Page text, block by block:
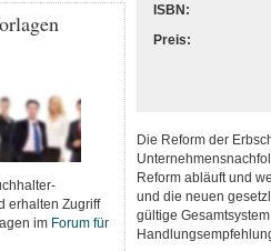
ISBN:
Preis:
Die Reform der
Reform abläuft und
und die neuen
gültige
erhalten Zugriff
im Forum für